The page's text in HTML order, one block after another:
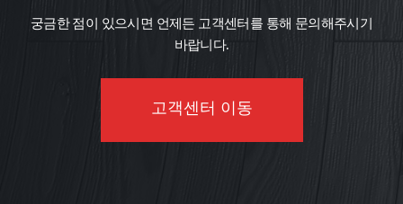
궁금한 점이 있으시면 언제든 고객센터를 통해 문의해주시기
바랍니다.
고객센터 이동